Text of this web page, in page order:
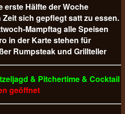
erste Hälfte der Woche
sich gepflegt satt zu essen.
Mampftag alle Speisen
in der Karte stehen für
Rumpsteak und Grillteller
& Pitchertime & Cocktail
geöffnet